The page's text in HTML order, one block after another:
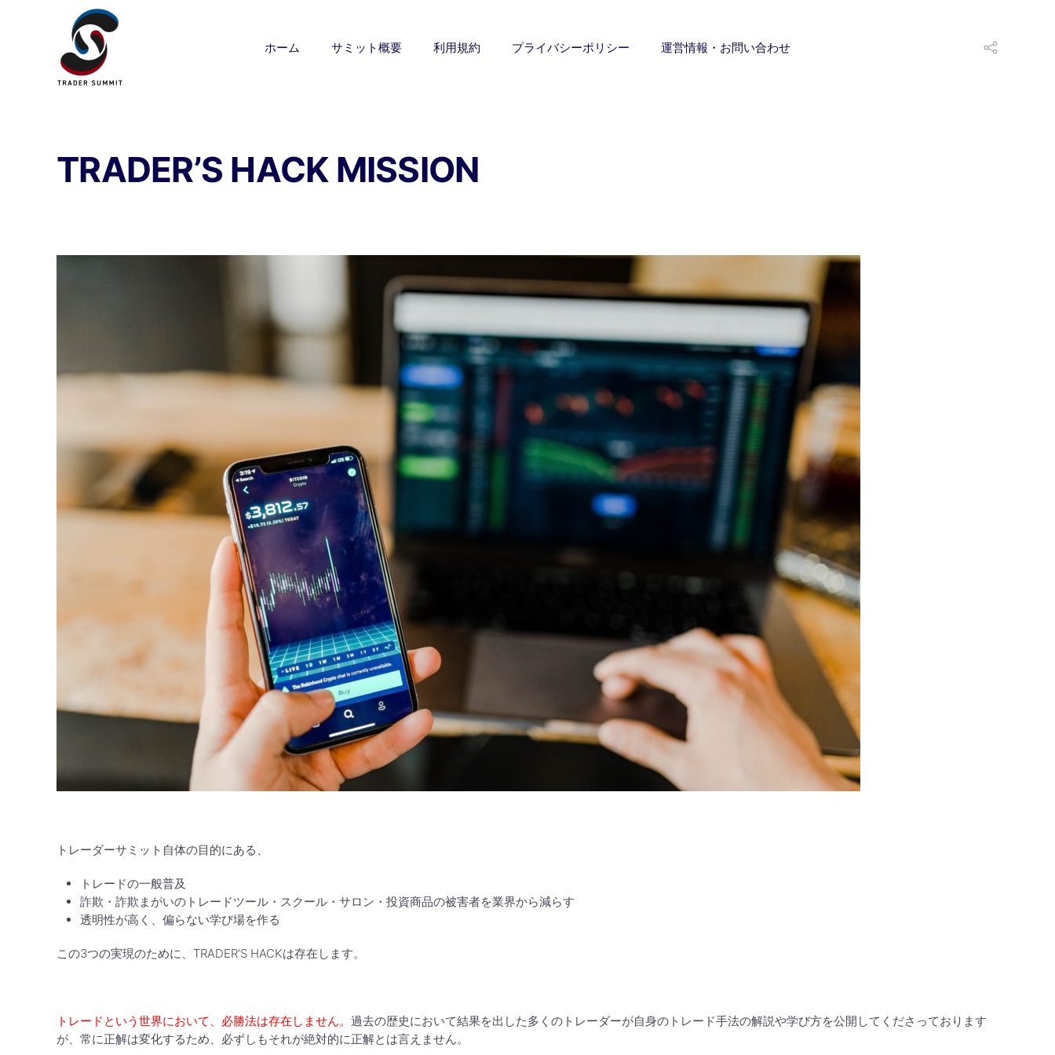
ホーム サミット概要 利用規約 プライバシーポリシー 運営情報・お問い合わせ
TRADER’S HACK MISSION
トレーダーサミット自体の目的にある、
トレードの一般普及
詐欺・詐欺まがいのトレードツール・スクール・サロン・投資商品の被害者を業界から減らす
透明性が高く、偏らない学び場を作る
この3つの実現のために、TRADER’S HACKは存在します。
トレードという世界において、必勝法は存在しません。 過去の歴史において結果を出した多くのトレーダーが自身のトレード手法の解説や学び方を公開してくださっております
が、常に正解は変化するため、必ずしもそれが絶対的に正解とは言えません。